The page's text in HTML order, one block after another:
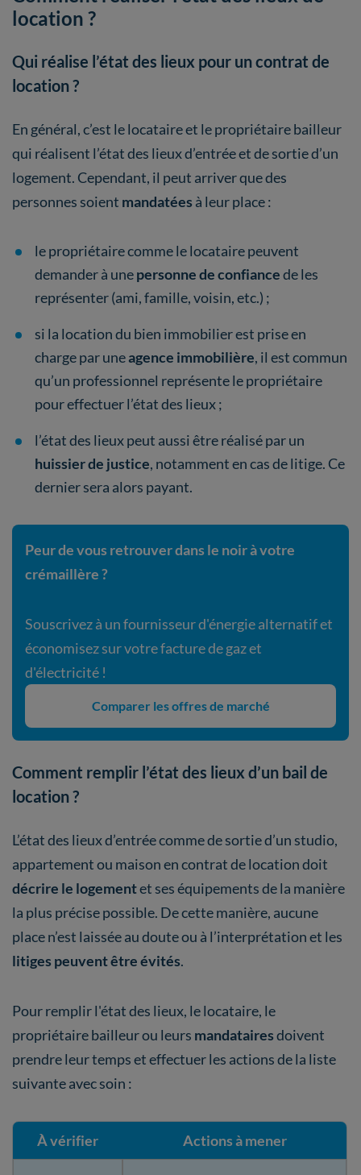
location ?
Qui réalise l’état des lieux pour un contrat de
location ?
En général, c’est le locataire et le propriétaire bailleur
qui réalisent l’état des lieux d’entrée et de sortie d’un
logement. Cependant, il peut arriver que des
personnes soient mandatées à leur place :
le propriétaire comme le locataire peuvent
demander à unepersonne de confiancede les
représenter (ami, famille, voisin, etc.) ;
si la location du bien immobilier est prise en
charge par uneagence immobilière, il est commun
qu’un professionnel représente le propriétaire
pour effectuer l’état des lieux ;
l’état des lieux peut aussi être réalisé par un
huissier de justice, notamment en cas de litige. Ce
dernier sera alors payant.
Peur de vous retrouver dans le noir à votre
crémaillère ?
Souscrivez à un fournisseur d'énergie alternatif et
économisez sur votre facture de gaz et
d'électricité !
Comparer les offres de marché
Comment remplir l’état des lieux d’un bail de
location ?
L’état des lieux d’entrée comme de sortie d’un studio,
appartement ou maison en contrat de location doit
décrire le logementet ses équipements de la manière
la plus précise possible. De cette manière, aucune
place n’est laissée au doute ou à l’interprétation et les
litiges peuvent être évités.
Pour remplir l'état des lieux, le locataire, le
propriétaire bailleur ou leurs mandatairesdoivent
prendre leur temps et effectuer les actions de la liste
suivante avec soin :
À vérifier Actions à mener